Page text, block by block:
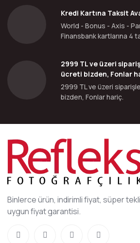
Kredi Kartına Taksit
World - Bonus - Axis -
Finansbank kartlarına 4
2999 TL ve üzeri
ücreti bizden, Fonlar
2999 TL ve üzeri
bizden, Fonlar hariç.
Binlerce ürün, indirimli fiyat, süper
uygun fiyat garantisi.